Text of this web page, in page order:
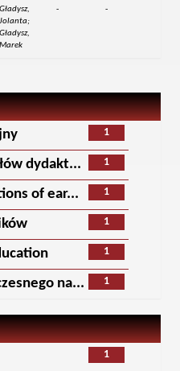
Gładysz,
Jolanta;
Gładysz,
Marek
- -
1
1
dydakt...
1
of ear...
1
1
1
na...
1